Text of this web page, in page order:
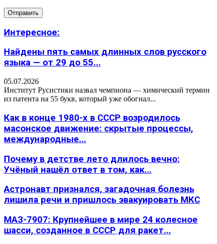
Интересное:
Найдены пять самых длинных слов русского
языка — от 29 до 55...
05.07.2026
Институт Русистики назвал чемпиона — химический термин
из патента на 55 букв, который уже обогнал...
Как в конце 1980-х в СССР возродилось
масонское движение: скрытые процессы,
международные...
Почему в детстве лето длилось вечно:
Учёный нашёл ответ в том, как...
Астронавт признался, загадочная болезнь
лишила речи и пришлось эвакуировать МКС
МАЗ-7907: Крупнейшее в мире 24 колесное
шасси, созданное в СССР для ракет...